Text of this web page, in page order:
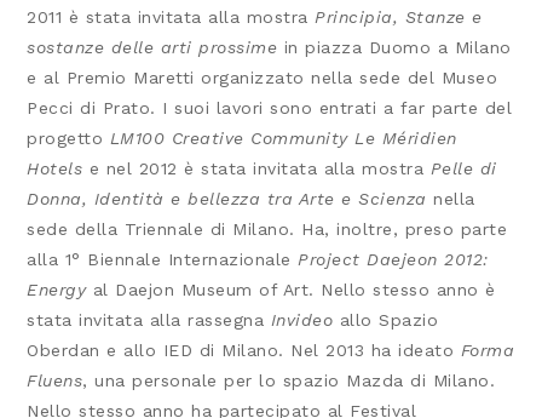
2011 è stata invitata alla mostra Principia, Stanze e
sostanze delle arti prossime in piazza Duomo a Milano
e al Premio Maretti organizzato nella sede del Museo
Pecci di Prato. I suoi lavori sono entrati a far parte del
progetto LM100 Creative Community Le Méridien
Hotels e nel 2012 è stata invitata alla mostra Pelle di
Donna, Identità e bellezza tra Arte e Scienza nella
sede della Triennale di Milano. Ha, inoltre, preso parte
alla 1° Biennale Internazionale Project Daejeon 2012:
Energyal Daejon Museum of Art. Nello stesso anno è
stata invitata alla rassegna Invideo allo Spazio
Oberdan e allo IED di Milano. Nel 2013 ha ideato Forma
Fluens, una personale per lo spazio Mazda di Milano.
Nello stesso anno ha partecipato al Festival